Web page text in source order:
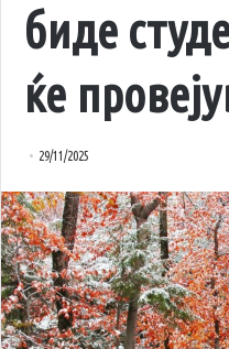
биде
ќе
29/11/2025